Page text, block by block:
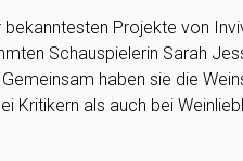
bekanntesten Projekte von
Schauspielerin Sarah
haben sie die
Kritikern als auch bei